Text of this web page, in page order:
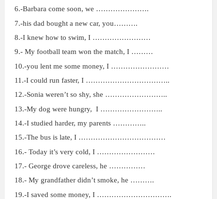
6.-Barbara come soon, we ………………….
7.-his dad bought a new car, you……….
8.-I knew how to swim, I ……………………
9.- My football team won the match, I ………
10.-you lent me some money, I ……………………
11.-I could run faster, I ……………………………..
12.-Sonia weren’t so shy, she ……………………..
13.-My dog were hungry, I ……………………..
14.-I studied harder, my parents …………..
15.-The bus is late, I ………………………………
16.- Today it’s very cold, I ……………………
17.- George drove careless, he ……………
18.- My grandfather didn’t smoke, he ……….
19.-I saved some money, I ………………………….